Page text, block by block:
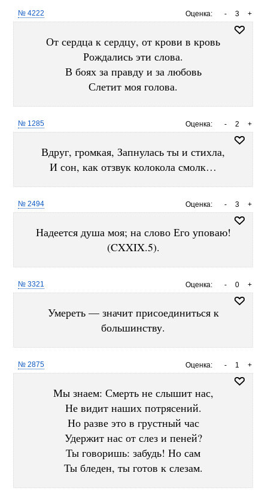
Оценка: +
3
-
№ 4222
От сердца к сердцу, от крови в кровь
Рождались эти слова.
В боях за правду и за любовь
Слетит моя голова.
Оценка: +
2
-
№ 1285
Вдруг, громкая, Запнулась ты и стихла,
И сон, как отзвук колокола смолк…
Оценка: +
3
-
№ 2494
Надеется душа моя; на слово Его уповаю!
(CXXIX.5).
Оценка: +
0
-
№ 3321
Умереть — значит присоединиться к
большинству.
Оценка: +
1
-
№ 2875
Мы знаем: Смерть не слышит нас,
Не видит наших потрясений.
Но разве это в грустный час
Удержит нас от слез и пеней?
Ты говоришь: забудь! Но сам
Ты бледен, ты готов к слезам.